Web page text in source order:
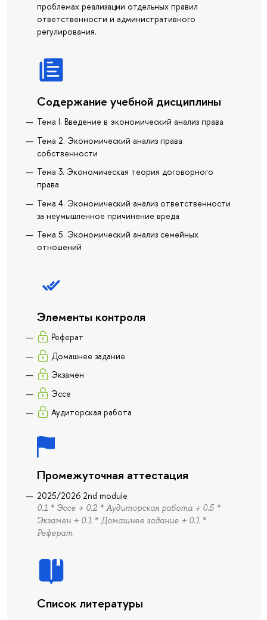
проблемах реализации отдельных правил
ответственности и административного
регулирования.
Содержание учебной дисциплины
Тема I. Введение в экономический анализ права
Тема 2. Экономический анализ права
собственности
Тема 3. Экономическая теория договорного
права
Тема 4. Экономический анализ ответственности
за неумышленное причинение вреда
Тема 5. Экономический анализ семейных
отношений
Элементы контроля
Реферат
Домашнее задание
Экзамен
Эссе
Аудиторская работа
Промежуточная аттестация
2025/2026 2nd module
0.1 * Эссе + 0.2 * Аудиторская работа + 0.5 *
Экзамен + 0.1 * Домашнее задание + 0.1 *
Реферат
Список литературы